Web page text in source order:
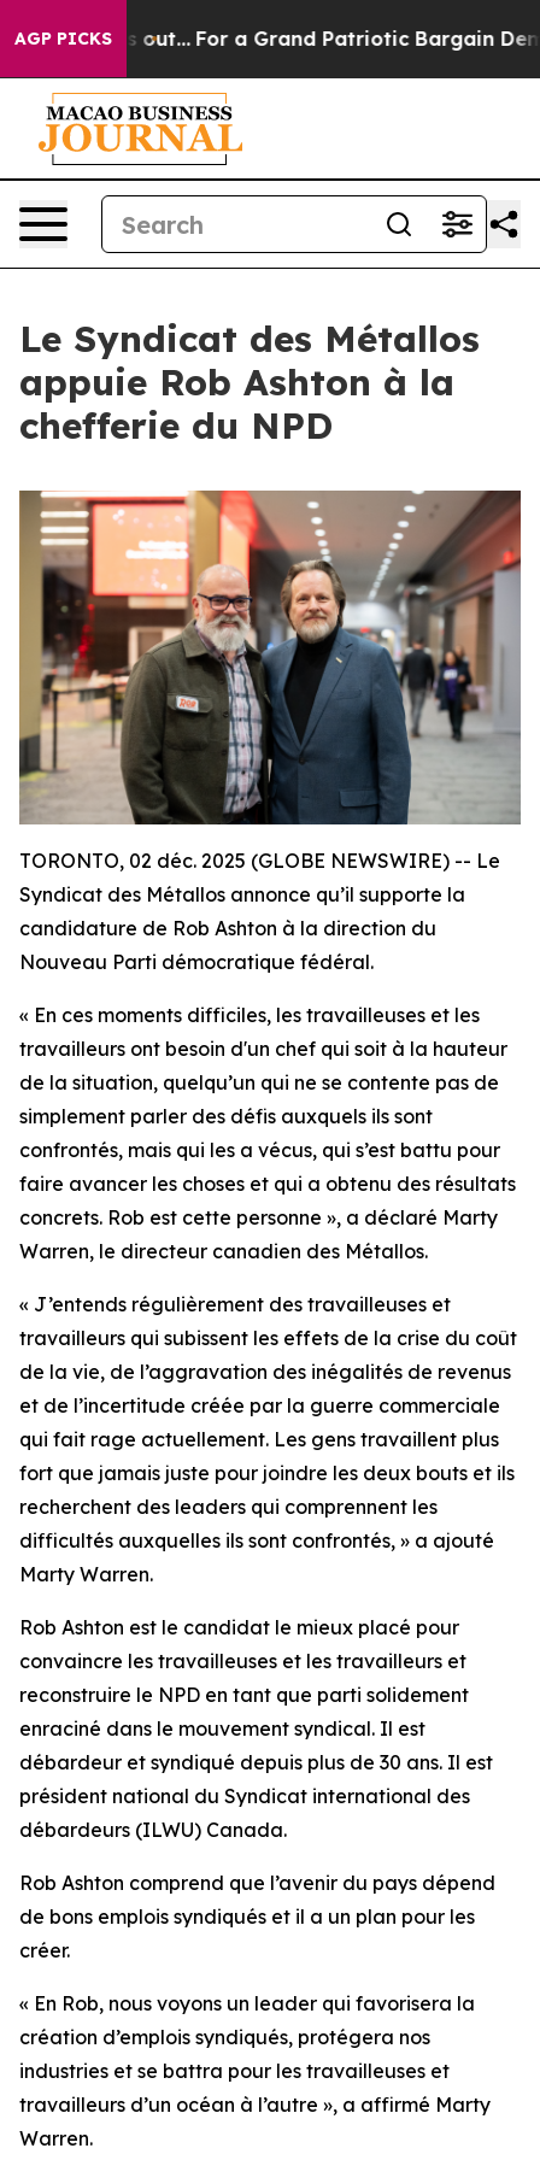
AGP PICKS
he's out... For a Grand Patriotic Bargain
Le Syndicat des Métallos
appuie Rob Ashton à la
chefferie du NPD
TORONTO, 02 déc. 2025 (GLOBE NEWSWIRE) -- Le
Syndicat des Métallos annonce qu’il supporte la
candidature de Rob Ashton à la direction du
Nouveau Parti démocratique fédéral.
« En ces moments difficiles, les travailleuses et les
travailleurs ont besoin d'un chef qui soit à la hauteur
de la situation, quelqu’un qui ne se contente pas de
simplement parler des défis auxquels ils sont
confrontés, mais qui les a vécus, qui s’est battu pour
faire avancer les choses et qui a obtenu des résultats
concrets. Rob est cette personne », a déclaré Marty
Warren, le directeur canadien des Métallos.
« J’entends régulièrement des travailleuses et
travailleurs qui subissent les effets de la crise du coût
de la vie, de l’aggravation des inégalités de revenus
et de l’incertitude créée par la guerre commerciale
qui fait rage actuellement. Les gens travaillent plus
fort que jamais juste pour joindre les deux bouts et ils
recherchent des leaders qui comprennent les
difficultés auxquelles ils sont confrontés, » a ajouté
Marty Warren.
Rob Ashton est le candidat le mieux placé pour
convaincre les travailleuses et les travailleurs et
reconstruire le NPD en tant que parti solidement
enraciné dans le mouvement syndical. Il est
débardeur et syndiqué depuis plus de 30 ans. Il est
président national du Syndicat international des
débardeurs (ILWU) Canada.
Rob Ashton comprend que l’avenir du pays dépend
de bons emplois syndiqués et il a un plan pour les
créer.
« En Rob, nous voyons un leader qui favorisera la
création d’emplois syndiqués, protégera nos
industries et se battra pour les travailleuses et
travailleurs d’un océan à l’autre », a affirmé Marty
Warren.